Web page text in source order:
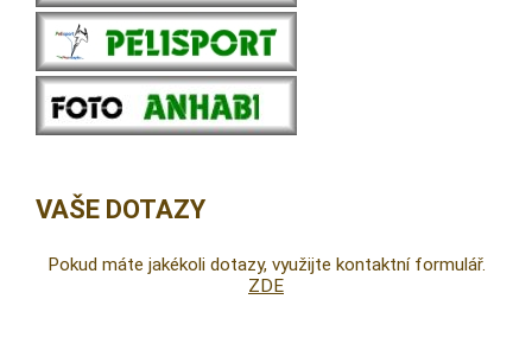
VAŠE DOTAZY
Pokud máte jakékoli dotazy, využijte kontaktní formulář.
ZDE